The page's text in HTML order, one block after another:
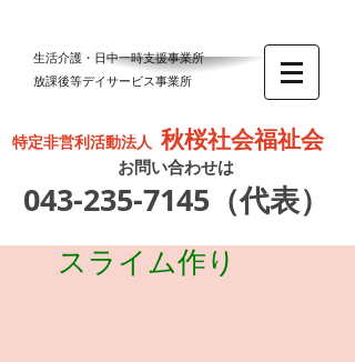
生活介護・日中一時支援事業所
放課後等デイサービス事業所
特定非営利活動法人 秋桜社会福祉会
お問い合わせは
043-235-7145 （代表）
スライム作り